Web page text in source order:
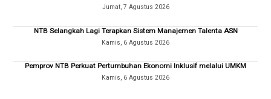
Jumat, 7 Agustus 2026
NTB Selangkah Lagi Terapkan Sistem Manajemen Talenta ASN
Kamis, 6 Agustus 2026
Pemprov NTB Perkuat Pertumbuhan Ekonomi Inklusif melalui UMKM
Kamis, 6 Agustus 2026